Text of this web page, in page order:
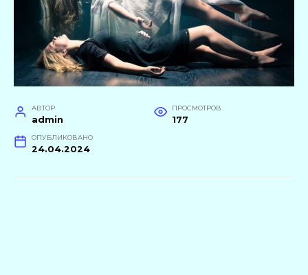
АВТОР
admin
ПРОСМОТРОВ
177
ОПУБЛИКОВАНО
24.04.2024